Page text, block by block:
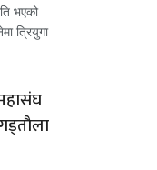
भएको
त्रियुगा